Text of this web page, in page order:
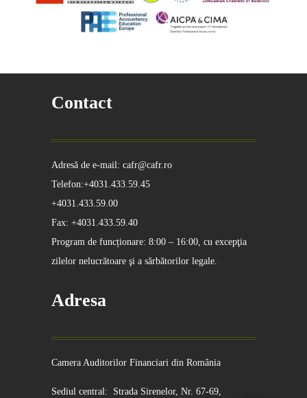
Contact
Adresă de e-mail: cafr@cafr.ro
Telefon:+4031.433.59.45
+4031.433.59.00
Fax: +4031.433.59.40
Program de funcționare: 8:00 – 16:00, cu excepţia
zilelor nelucrătoare şi a sărbătorilor legale.
Adresa
Camera Auditorilor Financiari din România
Sediul central: Strada Sirenelor, Nr. 67-69,